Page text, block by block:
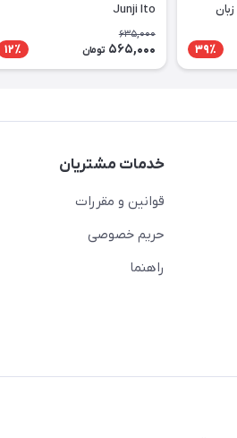
39٪
Junji Ito
635,000
565,000 تومان 12٪
خدمات مشتریان
قوانین و مقررات
حریم خصوصی
راهنما